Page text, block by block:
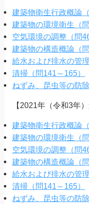
建築物衛生行政概論
建築物の環境衛生（
空気環境の調整（問
建築物の構造概論（
給水および排水の管
清掃（問141～165）
ねずみ、昆虫等の防
【2021年（令和3年）
建築物衛生行政概論
建築物の環境衛生（
空気環境の調整（問
建築物の構造概論（
給水および排水の管
清掃（問141～165）
ねずみ、昆虫等の防